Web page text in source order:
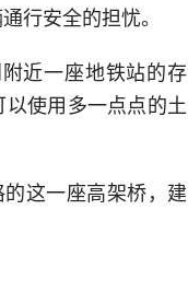
行安全的担忧。
近一座地铁站的存
使用多一点点的土
这一座高架桥，建